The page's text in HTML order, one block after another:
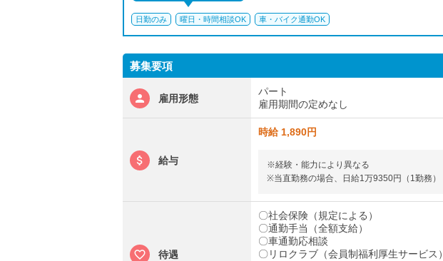
日勤のみ 曜日・時間相談OK 車・バイク通勤OK
募集要項
雇用形態
パート
雇用期間の定めなし
給与
時給 1,890円
※経験・能力により異なる
※当直勤務の場合、日給1万9350円（1勤務）
待遇
〇社会保険（規定による）
〇通勤手当（全額支給）
〇車通勤応相談
〇リロクラブ（会員制福利厚生サービス）